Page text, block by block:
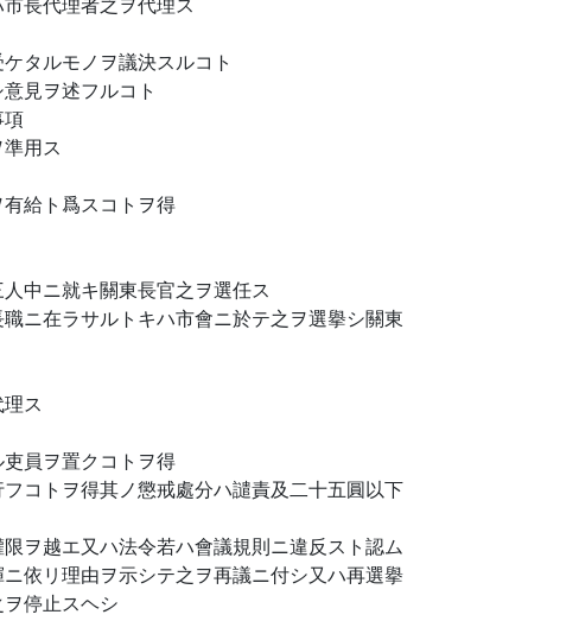
タルモノヲ議決スルコト
見ヲ述フルコト
項
用ス
給ト爲スコトヲ得
中ニ就キ關東長官之ヲ選任ス
ニ在ラサルトキハ市會ニ於テ之ヲ選擧シ關東
ス
員ヲ置クコトヲ得
コトヲ得其ノ懲戒處分ハ譴責及二十五圓以下
ヲ越エ又ハ法令若ハ會議規則ニ違反スト認ム
依リ理由ヲ示シテ之ヲ再議ニ付シ又ハ再選擧
停止スヘシ